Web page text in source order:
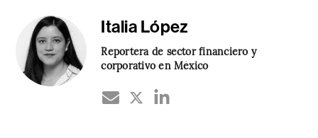
Italia López
Reportera de sector financiero y
corporativo en México